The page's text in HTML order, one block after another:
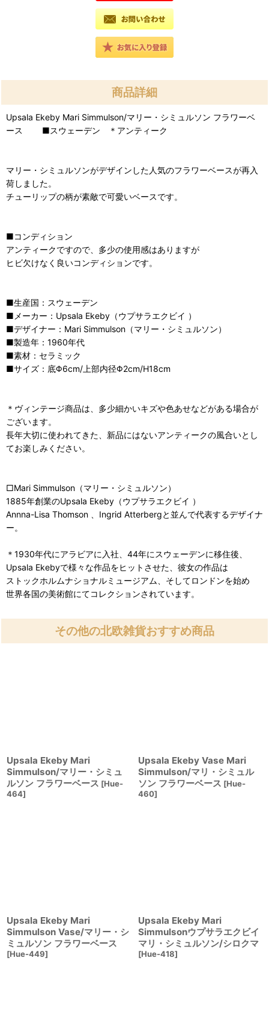
商品詳細
Upsala Ekeby Mari Simmulson/マリー・シミュルソン フラワーベ
ース ■スウェーデン ＊アンティーク
マリー・シミュルソンがデザインした人気のフラワーベースが再入
荷しました。
チューリップの柄が素敵で可愛いベースです。
■コンディション
アンティークですので、多少の使用感はありますが
ヒビ欠けなく良いコンディションです。
■生産国：スウェーデン
■メーカー：Upsala Ekeby（ウプサラエクビイ ）
■デザイナー：Mari Simmulson（マリー・シミュルソン）
■製造年：1960年代
■素材：セラミック
■サイズ：底Φ6cm/上部内径Φ2cm/H18cm
＊ヴィンテージ商品は、多少細かいキズや色あせなどがある場合が
ございます。
長年大切に使われてきた、新品にはないアンティークの風合いとし
てお楽しみください。
□Mari Simmulson（マリー・シミュルソン）
1885年創業のUpsala Ekeby（ウプサラエクビイ ）
Annna-Lisa Thomson 、Ingrid Atterbergと並んで代表するデザイナ
ー。
＊1930年代にアラビアに入社、44年にスウェーデンに移住後、
Upsala Ekebyで様々な作品をヒットさせた、彼女の作品は
ストックホルムナショナルミュージアム、そしてロンドンを始め
世界各国の美術館にてコレクションされています。
その他の北欧雑貨おすすめ商品
Upsala Ekeby Mari
Simmulson/マリー・シミュ
ルソン フラワーベース [Hue-
464]
Upsala Ekeby Vase Mari
Simmulson/マリ・シミュル
ソン フラワーベース [Hue-
460]
Upsala Ekeby Mari
Simmulson Vase/マリー・シ
ミュルソン フラワーベース
[Hue-449]
Upsala Ekeby Mari
Simmulsonウプサラエクビイ
マリ・シミュルソン/シロクマ
[Hue-418]